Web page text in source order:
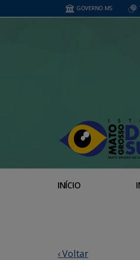
GOVERNO MS
INÍCIO
‹ Voltar